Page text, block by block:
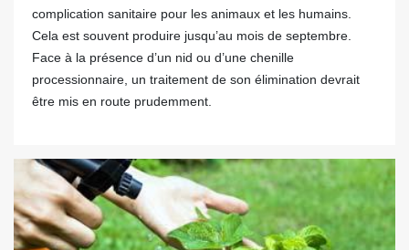
complication sanitaire pour les animaux et les humains.
Cela est souvent produire jusqu’au mois de septembre.
Face à la présence d’un nid ou d’une chenille
processionnaire, un traitement de son élimination devrait
être mis en route prudemment.